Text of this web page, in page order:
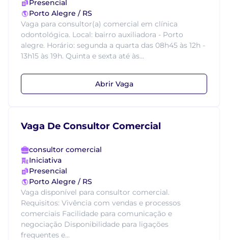
Presencial
Porto Alegre / RS
Vaga para consultor(a) comercial em clínica
odontológica. Local: bairro auxiliadora - Porto
alegre. Horário: segunda a quarta das 08h45 às 12h -
13h15 às 19h. Quinta e sexta até às...
Abrir Vaga
Vaga De Consultor Comercial
consultor comercial
Iniciativa
Presencial
Porto Alegre / RS
Vaga disponível para consultor comercial.
Requisitos: Vivência com vendas e processos
comerciais Facilidade para comunicação e
negociação Disponibilidade para ligações
frequentes e...